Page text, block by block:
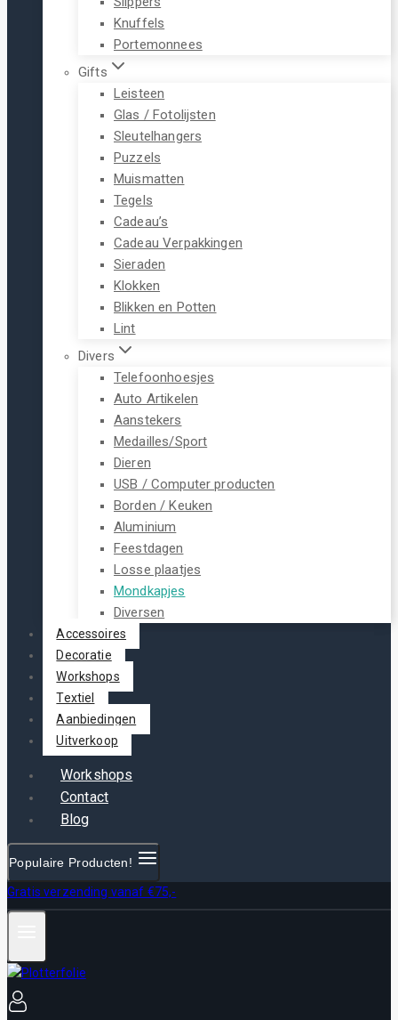
Knuffels
Portemonnees
Gifts
Leisteen
Glas / Fotolijsten
Sleutelhangers
Puzzels
Muismatten
Tegels
Cadeau’s
Cadeau Verpakkingen
Sieraden
Klokken
Blikken en Potten
Lint
Divers
Telefoonhoesjes
Auto Artikelen
Aanstekers
Medailles/Sport
Dieren
USB / Computer producten
Borden / Keuken
Aluminium
Feestdagen
Losse plaatjes
Mondkapjes
Diversen
Accessoires
Decoratie
Workshops
Textiel
Aanbiedingen
Uitverkoop
Workshops
Contact
Blog
Populaire Producten!
Gratis verzending vanaf €75,-